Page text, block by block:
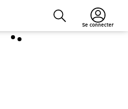
Se connecter